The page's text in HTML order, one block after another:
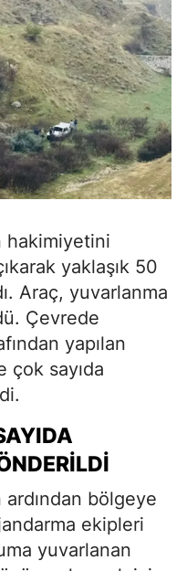
hakimiyetini
yaklaşık 50
Araç, yuvarlanma
Çevrede
yapılan
çok sayıda
bölgeye
ekipleri
yuvarlanan